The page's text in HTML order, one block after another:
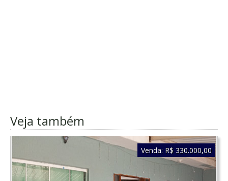
Veja também
Venda: R$ 330.000,00